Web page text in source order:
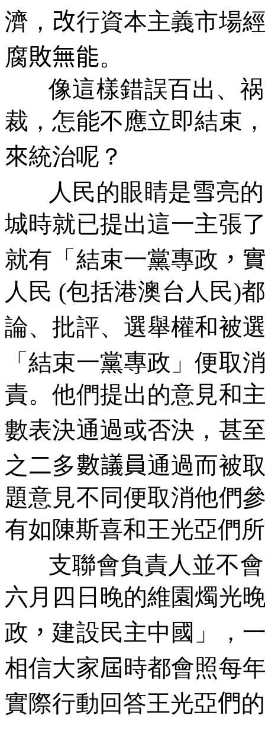
濟， 改行資本主義市場
腐敗無能。
像這樣錯誤百出、
裁，怎能不應立即結束
來統治呢？
人民的眼睛是雪亮
城時就已提出這一主張
就有「結束一黨專政 ，
人民 (包括港澳台人民)
論、批評、選舉權和被
「結束一黨專政」便取
責。他們提出的意見和
數表決通過或否決，甚
之二多數議員通過而被
題意見不同便取消他們
有如陳斯喜和王光亞們
支聯會負責人並不
六月四日晚的維園燭光
政 ， 建設民主中國」，
相信大家屆時都會照每
實際行動回答王光亞們